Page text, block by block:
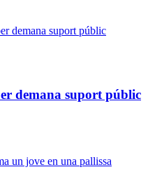
demana suport públic